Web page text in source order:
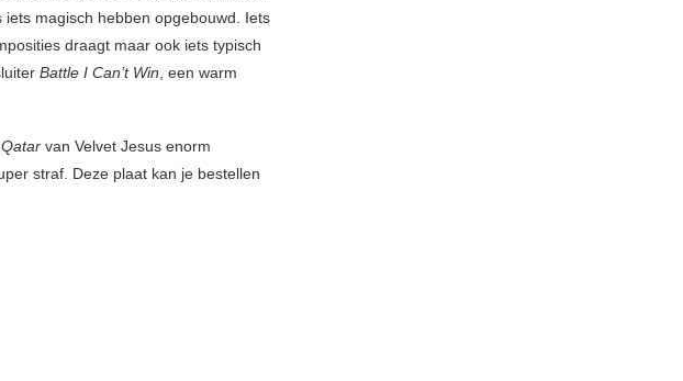
iets magisch hebben opgebouwd. Iets
draagt maar ook iets typisch
Battle I Can’t Win , een warm
Qatar van Velvet Jesus enorm
straf. Deze plaat kan je bestellen